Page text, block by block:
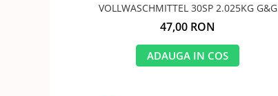
VOLLWASCHMITTEL 30SP 2.025KG G&G
4394209009
47,00 RON
ADAUGA IN COS